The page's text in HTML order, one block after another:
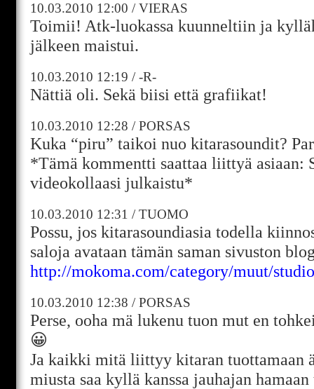
10.03.2010 12:00 /VIERAS
Toimii! Atk-luokassa kuunneltiin ja
jälkeen maistui.
10.03.2010 12:19 /-R-
Nättiä oli. Sekä biisi että grafiikat!
10.03.2010 12:28 /PORSAS
Kuka “piru” taikoi nuo kitarasoundit?
*Tämä kommentti saattaa liittyä asiaan:
videokollaasi julkaistu*
10.03.2010 12:31 /TUOMO
Possu, jos kitarasoundiasia todella
saloja avataan tämän saman sivuston
http://mokoma.com/category/muut/
10.03.2010 12:38 /PORSAS
Perse, ooha mä lukenu tuon mut en
😀
Ja kaikki mitä liittyy kitaran tuottamaan
miusta saa kyllä kanssa jauhajan